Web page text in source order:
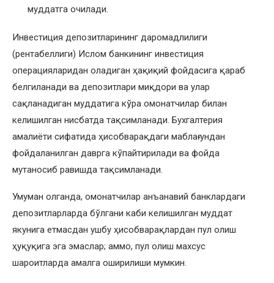
муддатга очилади.
Инвестиция депозитларининг даромадлилиги
(рентабеллиги) Ислом банкининг инвестиция
операцияларидан оладиган ҳақиқий фойдасига қараб
белгиланади ва депозитлари миқдори ва улар
сақланадиган муддатига кўра омонатчилар билан
келишилган нисбатда тақсимланади. Бухгалтерия
амалиёти сифатида ҳисобварақдаги маблағ ундан
фойдаланилган даврга кўпайтирилади ва фойда
мутаносиб равишда тақсимланади.
Умуман олганда, омонатчилар анъанавий банклардаги
депозитларларда бўлгани каби келишилган муддат
якунига етмасдан ушбу ҳисобварақлардан пул олиш
ҳуқуқига эга эмаслар; аммо, пул олиш махсус
шароитларда амалга оширилиши мумкин.